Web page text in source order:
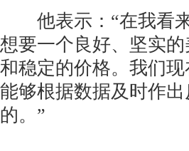
他表示：“在我看来
想要一个良好、坚实
和稳定的价格。我们
能够根据数据及时作
的。”